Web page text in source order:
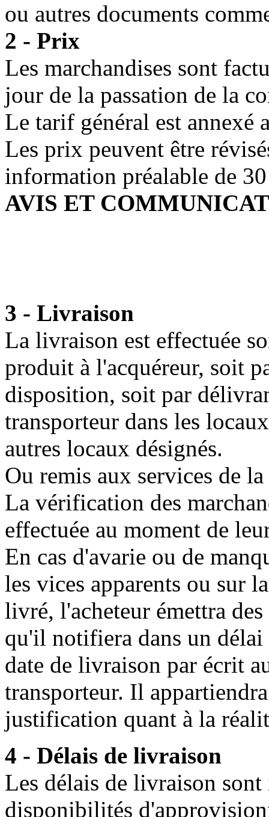
ou autres documents
2 - Prix
Les marchandises sont
jour de la passation de la
Le tarif général est annexé
Les prix peuvent être
information préalable de
AVIS ET
3 - Livraison
La livraison est effectuée
produit à l'acquéreur, soit
disposition, soit par
transporteur dans les
autres locaux désignés.
Ou remis aux services de
La vérification des
effectuée au moment de
En cas d'avarie ou de
les vices apparents ou sur
livré, l'acheteur émettra
qu'il notifiera dans un
date de livraison par écrit
transporteur. Il
justification quant à la
4 - Délais de livraison
Les délais de livraison
disponibilités